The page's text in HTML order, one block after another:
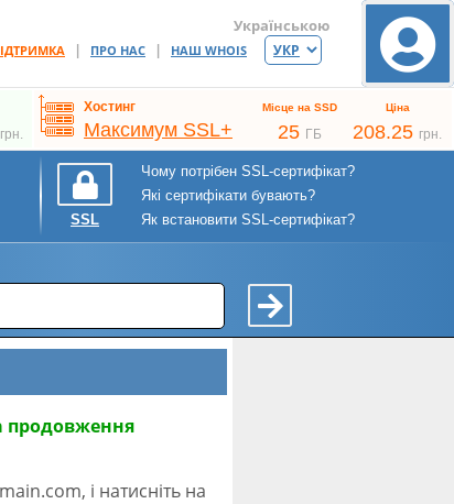
| ПРО НАС | НАШ WHOIS
Українською
грн.
Хостинг
Максимум SSL+
Місце на SSD Ціна
25 ГБ 208.25 грн.
SSL
Чому потрібен SSL-сертифікат?
Які сертифікати бувають?
Як встановити SSL-сертифікат?
продовження
і натисніть на